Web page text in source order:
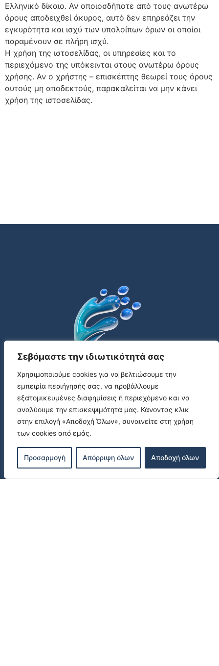
Σεβόμαστε την ιδιωτικότητά σας
Χρησιμοποιούμε cookies για να βελτιώσουμε την
εμπειρία περιήγησής σας, να προβάλλουμε
εξατομικευμένες διαφημίσεις ή περιεχόμενο και να
αναλύουμε την επισκεψιμότητά μας. Κάνοντας κλικ
στην επιλογή «Αποδοχή Όλων», συναινείτε στη χρήση
των cookies από εμάς.
Προσαρμογή Απόρριψη όλων Αποδοχή όλων
Ελληνικό δίκαιο. Αν οποιοσδήποτε από τους ανωτέρω
όρους αποδειχθεί άκυρος, αυτό δεν επηρεάζει την
εγκυρότητα και ισχύ των υπολοίπων όρων οι οποίοι
παραμένουν σε πλήρη ισχύ.
Η χρήση της ιστοσελίδας, οι υπηρεσίες και το
περιεχόμενο της υπόκεινται στους ανωτέρω όρους
χρήσης. Αν ο χρήστης – επισκέπτης θεωρεί τους όρους
αυτούς μη αποδεκτούς, παρακαλείται να μην κάνει
χρήση της ιστοσελίδας.